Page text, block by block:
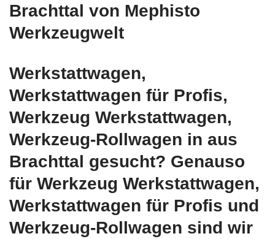
Brachttal von Mephisto
Werkzeugwelt
Werkstattwagen,
Werkstattwagen für Profis,
Werkzeug Werkstattwagen,
Werkzeug-Rollwagen in aus
Brachttal gesucht? Genauso
für Werkzeug Werkstattwagen,
Werkstattwagen für Profis und
Werkzeug-Rollwagen sind wir